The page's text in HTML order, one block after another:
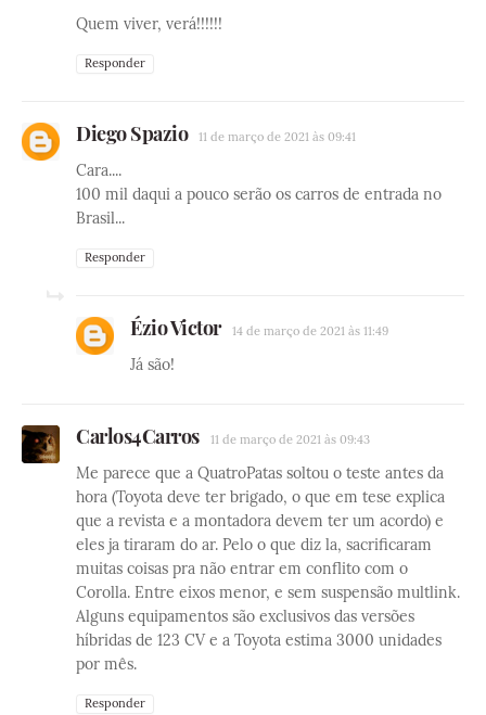
Quem viver, verá!!!!!!
Responder
Diego Spazio 11 de março de 2021 às 09:41
Cara....
100 mil daqui a pouco serão os carros de entrada no
Brasil...
Responder
Ézio Victor 14 de março de 2021 às 11:49
Já são!
Carlos4Carros 11 de março de 2021 às 09:43
Me parece que a QuatroPatas soltou o teste antes da
hora (Toyota deve ter brigado, o que em tese explica
que a revista e a montadora devem ter um acordo) e
eles ja tiraram do ar. Pelo o que diz la, sacrificaram
muitas coisas pra não entrar em conflito com o
Corolla. Entre eixos menor, e sem suspensão multlink.
Alguns equipamentos são exclusivos das versões
híbridas de 123 CV e a Toyota estima 3000 unidades
por mês.
Responder